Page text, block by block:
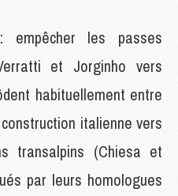
les passes
et Jorginho vers
habituellement entre
italienne vers
transalpins (Chiesa et
par leurs homologues